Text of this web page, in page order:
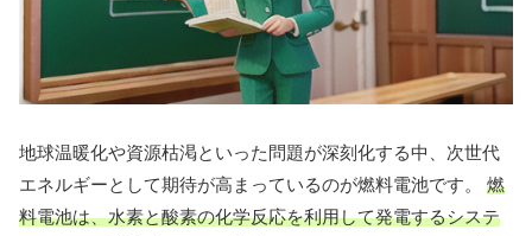
地球温暖化や資源枯渇といった問題が深刻化する中、次世代
エネルギーとして期待が高まっているのが燃料電池です。 燃
料電池は、水素と酸素の化学反応を利用して発電するシステ